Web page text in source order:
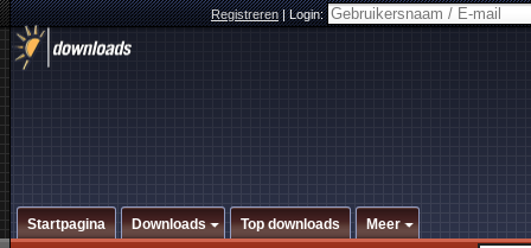
Registreren|Login:
Startpagina Downloads Top downloads Meer